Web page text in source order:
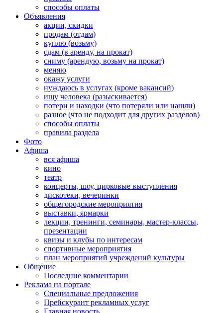
способы оплаты
Объявления
акции, скидки
продам (отдам)
куплю (возьму)
сдам (в аренду, на прокат)
сниму (арендую, возьму на прокат)
меняю
окажу услуги
нуждаюсь в услугах (кроме вакансий)
ищу человека (разыскивается)
потери и находки (что потеряли или нашли)
разное (что не подходит для других разделов)
способы оплаты
правила раздела
Фото
Афиша
вся афиша
кино
театр
концерты, шоу, цирковые выступления
дискотеки, вечеринки
общегородские мероприятия
выставки, ярмарки
лекции, тренинги, семинары, мастер-классы,
презентации
квизы и клубы по интересам
спортивные мероприятия
план мероприятий учреждений культуры
Общение
Последние комментарии
Реклама на портале
Специальные предложения
Прейскурант рекламных услуг
Главная новость